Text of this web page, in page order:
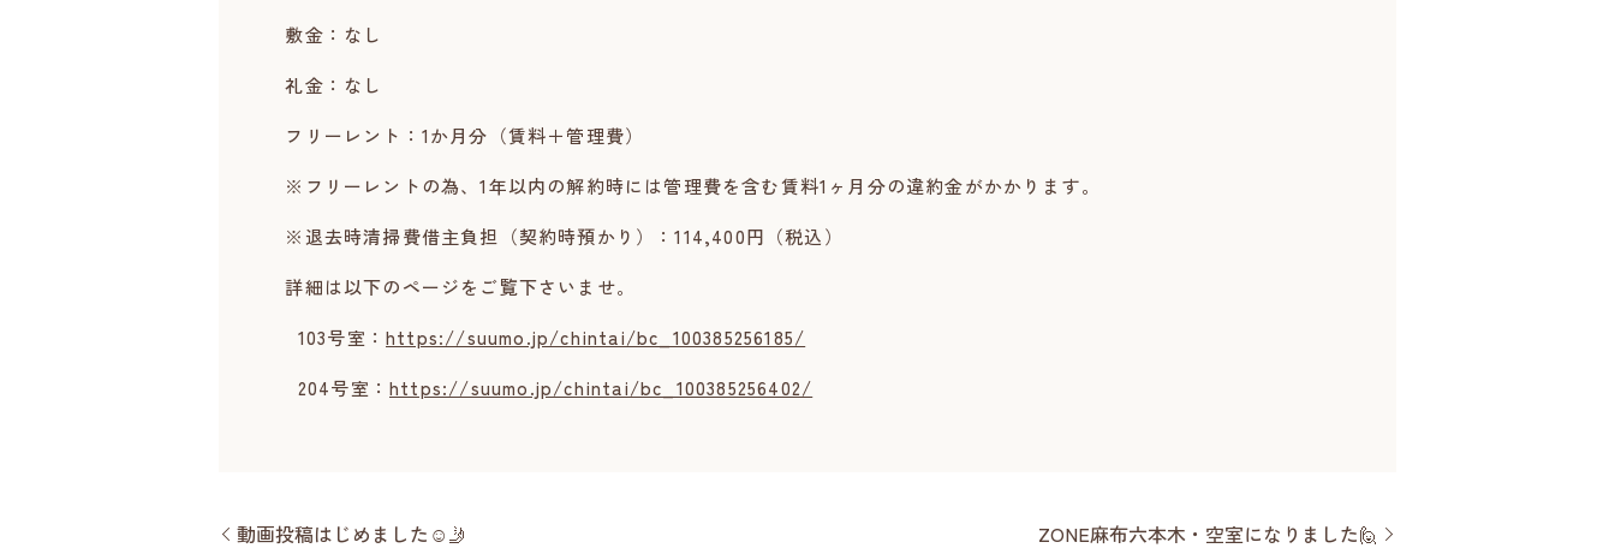
敷金：なし
礼金：なし
フリーレント：1か月分（賃料＋管理費）
※フリーレントの為、1年以内の解約時には管理費を含む賃料1ヶ月分の違約金がかかります。
※退去時清掃費借主負担（契約時預かり）：114,400円（税込）
詳細は以下のページをご覧下さいませ。
103号室： https://suumo.jp/chintai/bc_100385256185/
204号室： https://suumo.jp/chintai/bc_100385256402/
動画投稿はじめました☺️🤳 ZONE麻布六本木・空室になりました🙋